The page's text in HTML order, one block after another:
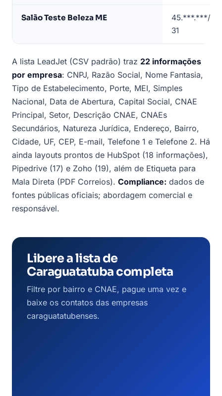
Salão Teste Beleza ME
45.***.***/
31
A lista LeadJet (CSV padrão) traz 22 informações
por empresa: CNPJ, Razão Social, Nome Fantasia,
Tipo de Estabelecimento, Porte, MEI, Simples
Nacional, Data de Abertura, Capital Social, CNAE
Principal, Setor, Descrição CNAE, CNAEs
Secundários, Natureza Jurídica, Endereço, Bairro,
Cidade, UF, CEP, E-mail, Telefone 1 e Telefone 2. Há
ainda layouts prontos de HubSpot (18 informações),
Pipedrive (17) e Zoho (19), além de Etiqueta para
Mala Direta (PDF Correios). Compliance: dados de
fontes públicas oficiais; abordagem comercial e
responsável.
Libere a lista de
Caraguatatuba completa
Filtre por bairro e CNAE, pague uma vez e
baixe os contatos das empresas
caraguatatubenses.